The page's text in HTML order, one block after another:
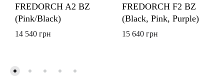
FREDORCH A2 BZ
(Pink/Black)
14 540 грн
FREDORCH F2 BZ
(Black, Pink, Purple)
15 640 грн